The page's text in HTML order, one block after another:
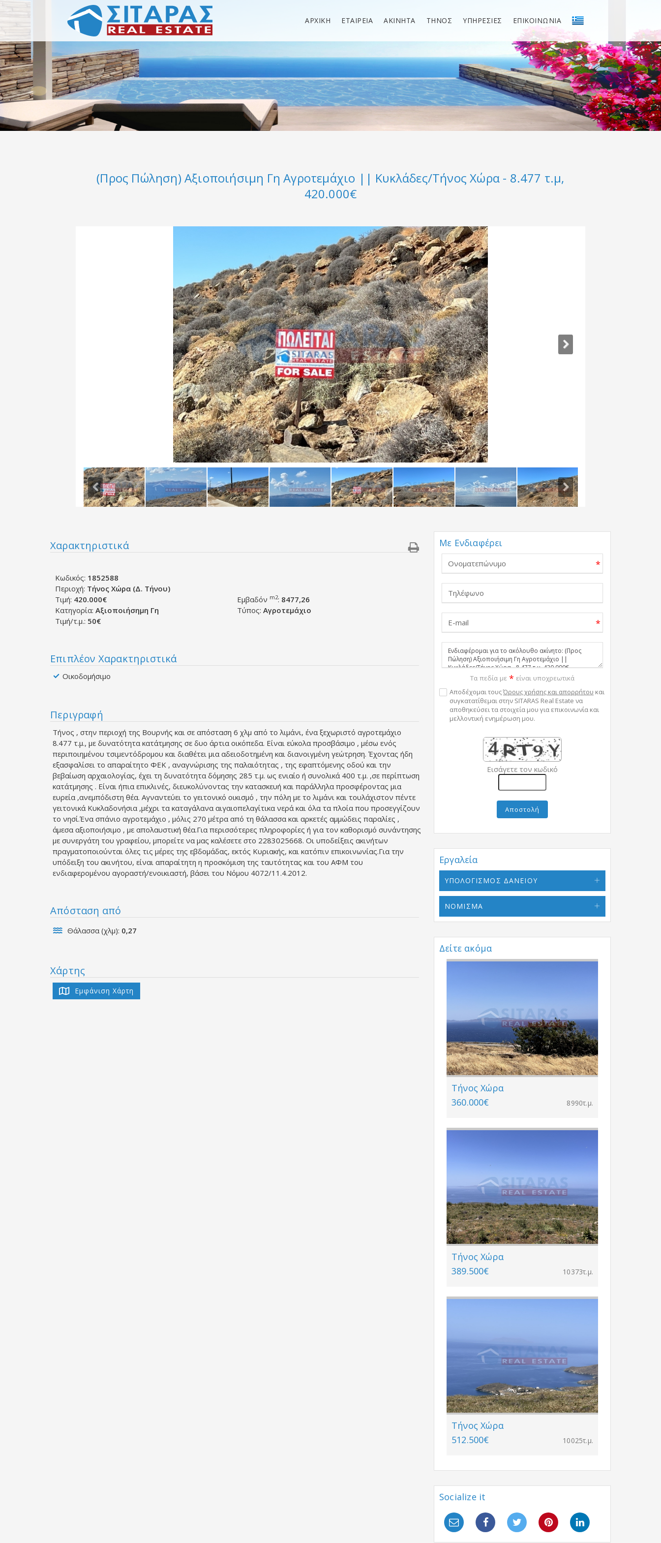
ΑΡΧΙΚΗ ΕΤΑΙΡΕΙΑ ΑΚΙΝΗΤΑ ΤΗΝΟΣ ΥΠΗΡΕΣΙΕΣ ΕΠΙΚΟΙΝΩΝΙΑ
(Προς Πώληση) Αξιοποιήσιμη Γη Αγροτεμάχιο || Κυκλάδες/Τήνος Χώρα - 8.477 τ.μ,
420.000€
Χαρακτηριστικά
Κωδικός: 1852588
Περιοχή: Τήνος Χώρα (Δ. Τήνου)
Τιμή: 420.000€ Εμβαδόν m2: 8477,26
Κατηγορία: Αξιοποιήσημη Γη Τύπος: Αγροτεμάχιο
Τιμή/τ.μ.: 50€
Επιπλέον Χαρακτηριστικά
Οικοδομήσιμο
Περιγραφή
Τήνος , στην περιοχή της Βουρνής και σε απόσταση 6 χλμ από το λιμάνι, ένα ξεχωριστό αγροτεμάχιο
8.477 τ.μ., με δυνατότητα κατάτμησης σε δυο άρτια οικόπεδα. Είναι εύκολα προσβάσιμο , μέσω ενός
περιποιημένου τσιμεντόδρομου και διαθέτει μια αδειοδοτημένη και διανοιγμένη γεώτρηση. Έχοντας ήδη
εξασφαλίσει το απαραίτητο ΦΕΚ , αναγνώρισης της παλαιότητας , της εφαπτόμενης οδού και την
βεβαίωση αρχαιολογίας, έχει τη δυνατότητα δόμησης 285 τ.μ. ως ενιαίο ή συνολικά 400 τ.μ. ,σε περίπτωση
κατάτμησης . Είναι ήπια επικλινές, διευκολύνοντας την κατασκευή και παράλληλα προσφέροντας μια
ευρεία ,ανεμπόδιστη θέα. Αγναντεύει το γειτονικό οικισμό , την πόλη με το λιμάνι και τουλάχιστον πέντε
γειτονικά Κυκλαδονήσια ,μέχρι τα καταγάλανα αιγαιοπελαγίτικα νερά και όλα τα πλοία που προσεγγίζουν
το νησί.Ένα σπάνιο αγροτεμάχιο , μόλις 270 μέτρα από τη θάλασσα και αρκετές αμμώδεις παραλίες ,
άμεσα αξιοποιήσιμο , με απολαυστική θέα.Για περισσότερες πληροφορίες ή για τον καθορισμό συνάντησης
με συνεργάτη του γραφείου, μπορείτε να μας καλέσετε στο 2283025668. Οι υποδείξεις ακινήτων
πραγματοποιούνται όλες τις μέρες της εβδομάδας, εκτός Κυριακής, και κατόπιν επικοινωνίας.Για την
υπόδειξη του ακινήτου, είναι απαραίτητη η προσκόμιση της ταυτότητας και του ΑΦΜ του
ενδιαφερομένου αγοραστή/ενοικιαστή, βάσει του Νόμου 4072/11.4.2012.
Απόσταση από
Θάλασσα (χλμ): 0,27
Χάρτης
Εμφάνιση Χάρτη
Με Ενδιαφέρει
*
*
Τα πεδία με * είναι υποχρεωτικά
Αποδέχομαι τουςΌρους χρήσης και απορρήτου και
συγκατατίθεμαι στην SITARAS Real Estate να
αποθηκεύσει τα στοιχεία μου για επικοινωνία και
μελλοντική ενημέρωση μου.
Εισάγετε τον κωδικό
Αποστολή
Εργαλεία
ΥΠΟΛΟΓΙΣΜΟΣ ΔΑΝΕΙΟΥ
ΝΟΜΙΣΜΑ
Δείτε ακόμα
Τήνος Χώρα
360.000€
8990τ.μ.
Τήνος Χώρα
389.500€
10373τ.μ.
Τήνος Χώρα
512.500€
10025τ.μ.
Socialize it